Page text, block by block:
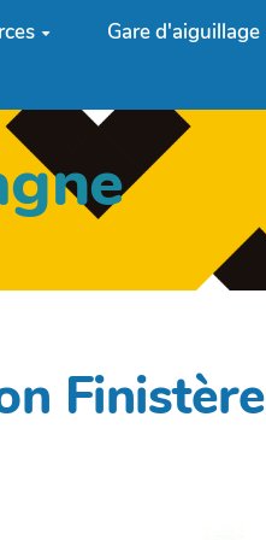
Gare d'aiguillage
Finistère